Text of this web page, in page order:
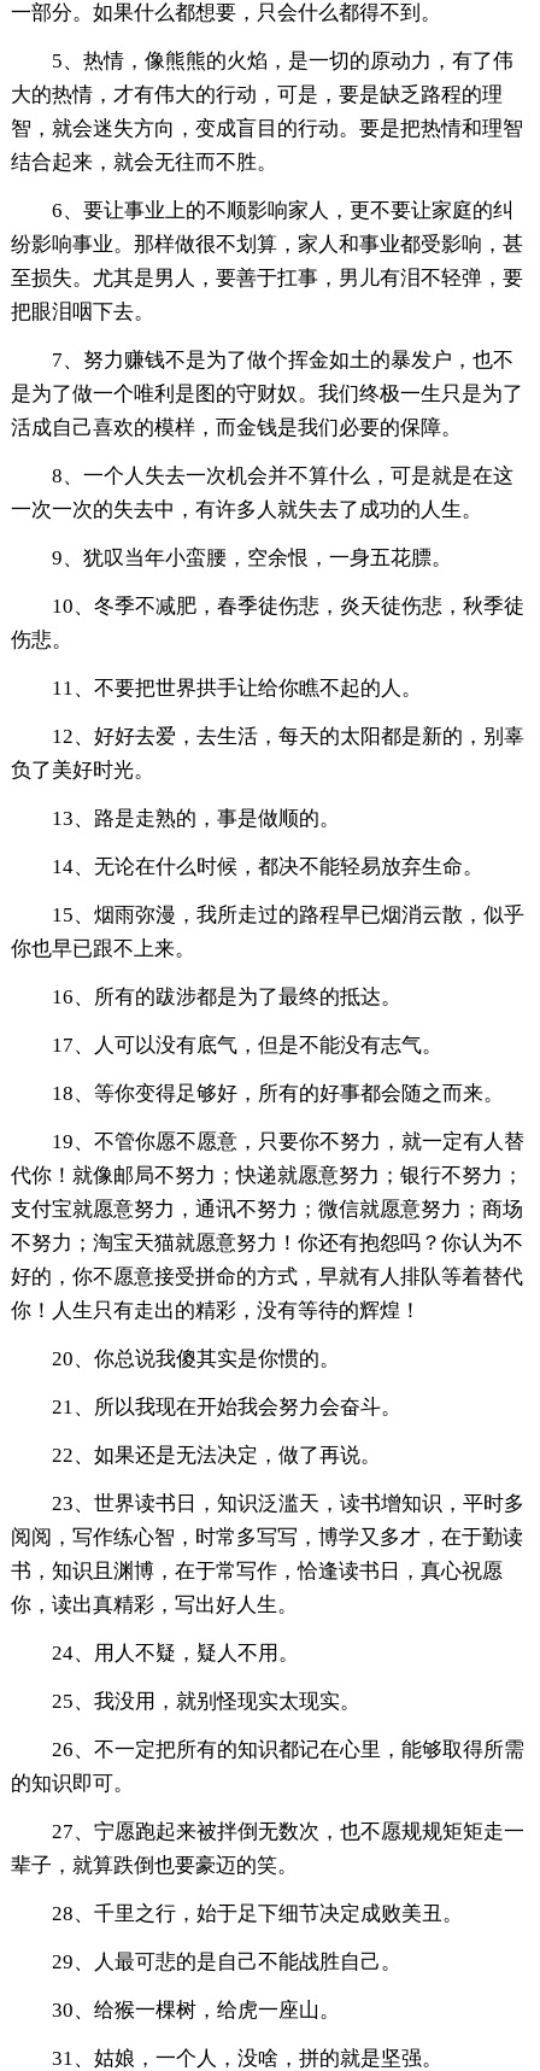
一部分。如果什么都想要，只会什么都得不到。
5、热情，像熊熊的火焰，是一切的原动力，有了伟
大的热情，才有伟大的行动，可是，要是缺乏路程的理
智，就会迷失方向，变成盲目的行动。要是把热情和理智
结合起来，就会无往而不胜。
6、要让事业上的不顺影响家人，更不要让家庭的纠
纷影响事业。那样做很不划算，家人和事业都受影响，甚
至损失。尤其是男人，要善于扛事，男儿有泪不轻弹，要
把眼泪咽下去。
7、努力赚钱不是为了做个挥金如土的暴发户，也不
是为了做一个唯利是图的守财奴。我们终极一生只是为了
活成自己喜欢的模样，而金钱是我们必要的保障。
8、一个人失去一次机会并不算什么，可是就是在这
一次一次的失去中，有许多人就失去了成功的人生。
9、犹叹当年小蛮腰，空余恨，一身五花膘。
10、冬季不减肥，春季徒伤悲，炎天徒伤悲，秋季徒
伤悲。
11、不要把世界拱手让给你瞧不起的人。
12、好好去爱，去生活，每天的太阳都是新的，别辜
负了美好时光。
13、路是走熟的，事是做顺的。
14、无论在什么时候，都决不能轻易放弃生命。
15、烟雨弥漫，我所走过的路程早已烟消云散，似乎
你也早已跟不上来。
16、所有的跋涉都是为了最终的抵达。
17、人可以没有底气，但是不能没有志气。
18、等你变得足够好，所有的好事都会随之而来。
19、不管你愿不愿意，只要你不努力，就一定有人替
代你！就像邮局不努力；快递就愿意努力；银行不努力；
支付宝就愿意努力，通讯不努力；微信就愿意努力；商场
不努力；淘宝天猫就愿意努力！你还有抱怨吗？你认为不
好的，你不愿意接受拼命的方式，早就有人排队等着替代
你！人生只有走出的精彩，没有等待的辉煌！
20、你总说我傻其实是你惯的。
21、所以我现在开始我会努力会奋斗。
22、如果还是无法决定，做了再说。
23、世界读书日，知识泛滥天，读书增知识，平时多
阅阅，写作练心智，时常多写写，博学又多才，在于勤读
书，知识且渊博，在于常写作，恰逢读书日，真心祝愿
你，读出真精彩，写出好人生。
24、用人不疑，疑人不用。
25、我没用，就别怪现实太现实。
26、不一定把所有的知识都记在心里，能够取得所需
的知识即可。
27、宁愿跑起来被拌倒无数次，也不愿规规矩矩走一
辈子，就算跌倒也要豪迈的笑。
28、千里之行，始于足下细节决定成败美丑。
29、人最可悲的是自己不能战胜自己。
30、给猴一棵树，给虎一座山。
31、姑娘，一个人，没啥，拼的就是坚强。